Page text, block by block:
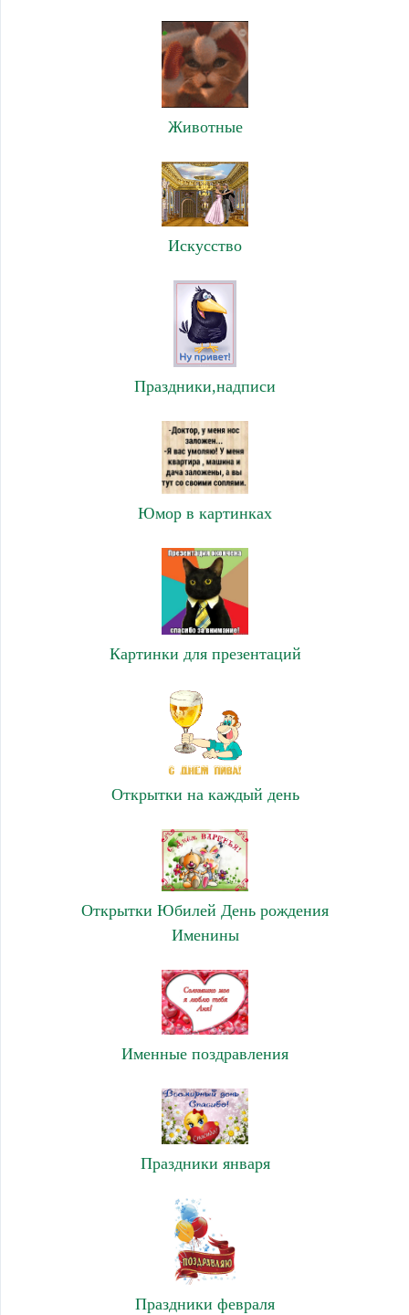
Животные
Искусство
Праздники,надписи
Юмор в картинках
Картинки для презентаций
Открытки на каждый день
Открытки Юбилей День рождения
Именины
Именные поздравления
Праздники января
Праздники февраля